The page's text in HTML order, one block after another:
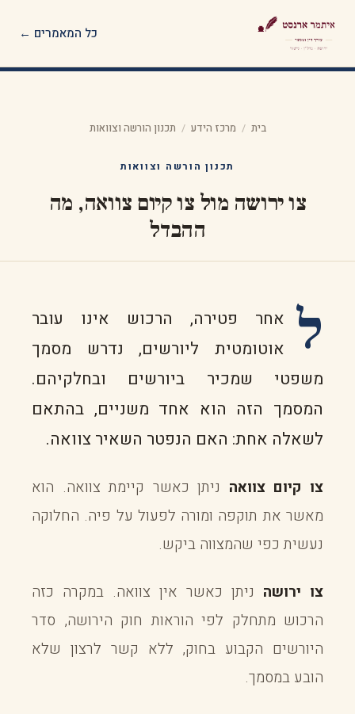
כל המאמרים ←
בית / מרכז הידע / תכנון הורשה וצוואות
תכנון הורשה וצוואות
צו ירושה מול צו קיום צוואה, מה
ההבדל
ל אחר פטירה, הרכוש אינו עובר
אוטומטית ליורשים, נדרש מסמך
משפטי שמכיר ביורשים ובחלקיהם.
המסמך הזה הוא אחד משניים, בהתאם
לשאלה אחת: האם הנפטר השאיר צוואה.
צו קיום צוואה ניתן כאשר קיימת צוואה. הוא
מאשר את תוקפה ומורה לפעול על פיה. החלוקה
נעשית כפי שהמצווה ביקש.
צו ירושה ניתן כאשר אין צוואה. במקרה כזה
הרכוש מתחלק לפי הוראות חוק הירושה, סדר
היורשים הקבוע בחוק, ללא קשר לרצון שלא
הובע במסמך.